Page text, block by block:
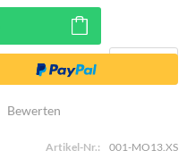
Bewerten
Artikel-Nr.: 001-MO13.XS